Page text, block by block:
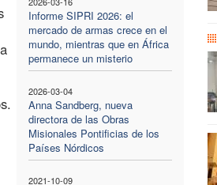
Informe SIPRI 2026: el
mercado de armas crece en el
mundo, mientras que en África
permanece un misterio
2026-03-04
Anna Sandberg, nueva
directora de las Obras
Misionales Pontificias de los
Países Nórdicos
2021-10-09